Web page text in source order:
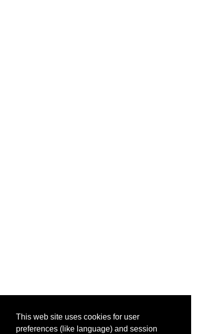
This web site uses cookies for user
preferences (like language) and session